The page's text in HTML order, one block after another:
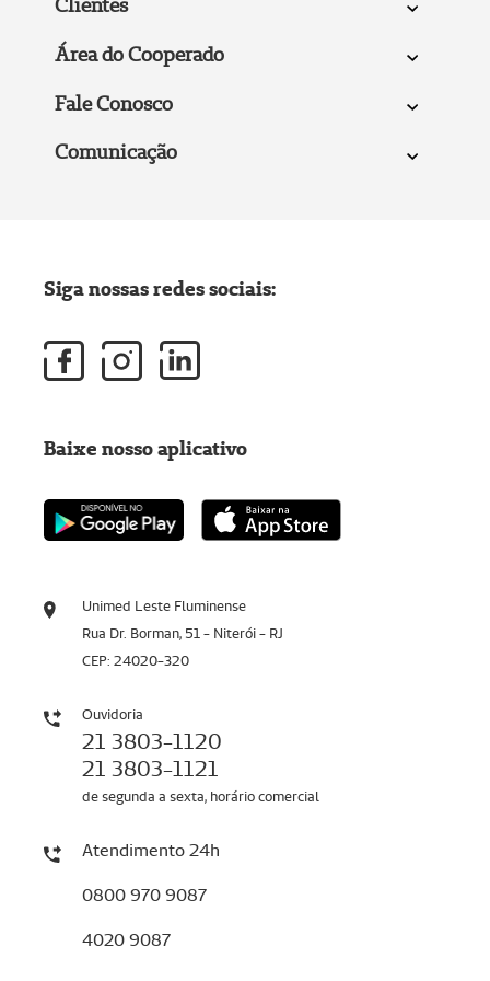
Área do Cooperado
Fale Conosco
Comunicação
Unimed Leste Fluminense
Rua Dr. Borman, 51 - Niterói - RJ
CEP: 24020-320
Ouvidoria
21 3803-1120
21 3803-1121
de segunda a sexta, horário comercial
Atendimento 24h
0800 970 9087
4020 9087
Siga nossas redes sociais:
Baixe nosso aplicativo